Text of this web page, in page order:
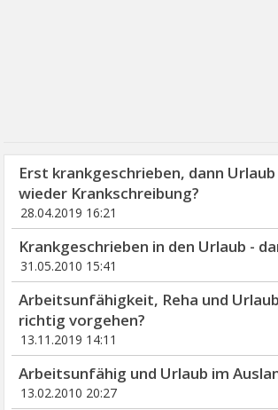
Erst krankgeschrieben, dann Urlaub
wieder Krankschreibung?
28.04.2019 16:21
Krankgeschrieben in den Urlaub -
31.05.2010 15:41
Arbeitsunfähigkeit, Reha und
richtig vorgehen?
13.11.2019 14:11
Arbeitsunfähig und Urlaub im
13.02.2010 20:27